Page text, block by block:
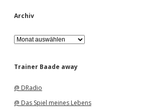
Archiv
A
r
h
Trainer Baade away
@ DRadio
@ Das Spiel meines Lebens